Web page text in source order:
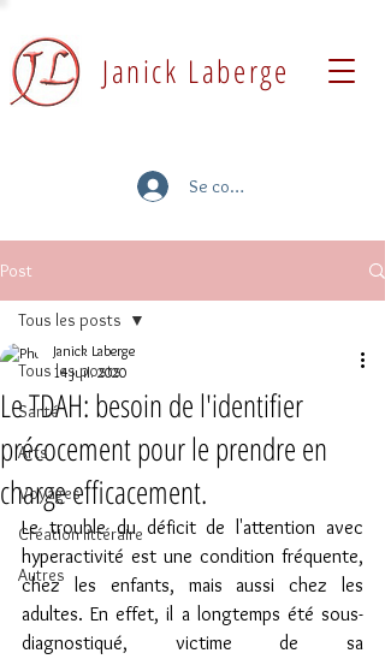
Janick Laberge
Se connecter
Post
Tous les posts
Santé
Arts
Voyages
Création littéraire
Autres
Tous les posts
Le TDAH: besoin de l'identifier
précocement pour le prendre en
charge efficacement.
Janick Laberge
14 juil. 2020
Le trouble du déficit de l'attention avec
hyperactivité est une condition fréquente,
chez les enfants, mais aussi chez les
adultes. En effet, il a longtemps été sous-
diagnostiqué, victime de sa